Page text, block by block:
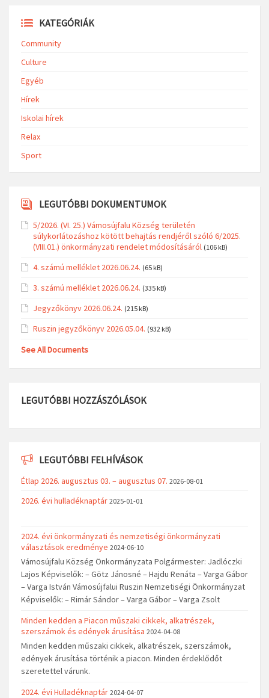
KATEGÓRIÁK
Community
Culture
Egyéb
Hírek
Iskolai hírek
Relax
Sport
LEGUTÓBBI DOKUMENTUMOK
5/2026. (VI. 25.) Vámosújfalu Község területén
súlykorlátozáshoz kötött behajtás rendjéről szóló 6/2025.
(VIII.01.) önkormányzati rendelet módosításáról (106 kB)
4. számú melléklet 2026.06.24. (65 kB)
3. számú melléklet 2026.06.24. (335 kB)
Jegyzőkönyv 2026.06.24. (215 kB)
Ruszin jegyzőkönyv 2026.05.04. (932 kB)
See All Documents
LEGUTÓBBI HOZZÁSZÓLÁSOK
LEGUTÓBBI FELHÍVÁSOK
Étlap 2026. augusztus 03. – augusztus 07. 2026-08-01
2026. évi hulladéknaptár 2025-01-01
2024. évi önkormányzati és nemzetiségi önkormányzati
választások eredménye 2024-06-10
Vámosújfalu Község Önkormányzata Polgármester: Jadlóczki
Lajos Képviselők: – Götz Jánosné – Hajdu Renáta – Varga Gábor
– Varga István Vámosújfalui Ruszin Nemzetiségi Önkormányzat
Képviselők: – Rimár Sándor – Varga Gábor – Varga Zsolt
Minden kedden a Piacon műszaki cikkek, alkatrészek,
szerszámok és edények árusítása 2024-04-08
Minden kedden műszaki cikkek, alkatrészek, szerszámok,
edények árusítása történik a piacon. Minden érdeklődőt
szeretettel várunk.
2024. évi Hulladéknaptár 2024-04-07